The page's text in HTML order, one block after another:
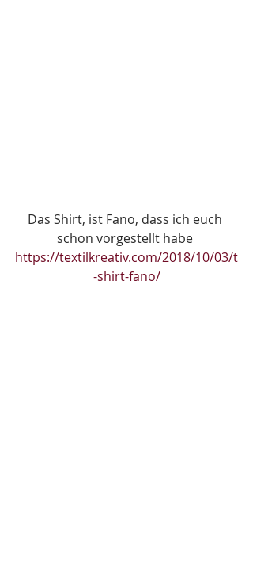
Das Shirt, ist Fano, dass ich euch
schon vorgestellt habe
https://textilkreativ.com/2018/10/03/t
-shirt-fano/